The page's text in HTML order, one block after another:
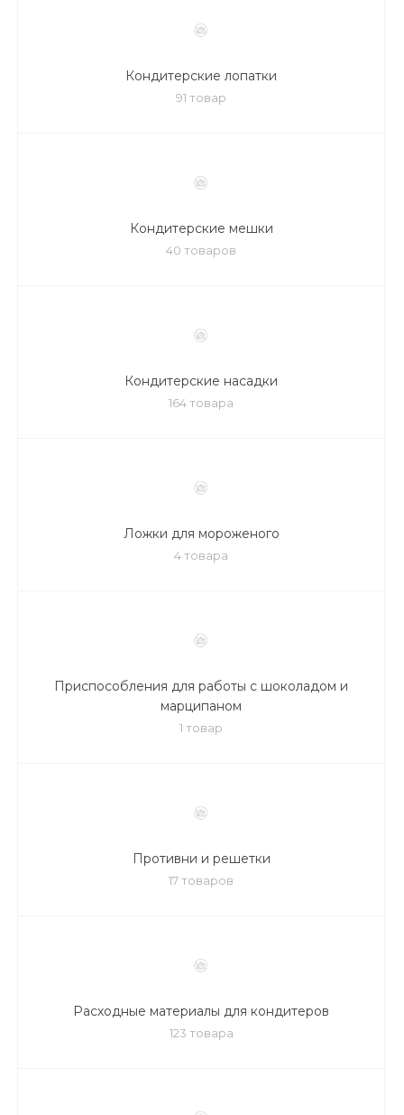
Кондитерские лопатки
91 товар
Кондитерские мешки
40 товаров
Кондитерские насадки
164 товара
Ложки для мороженого
4 товара
Приспособления для работы с шоколадом и
марципаном
1 товар
Противни и решетки
17 товаров
Расходные материалы для кондитеров
123 товара